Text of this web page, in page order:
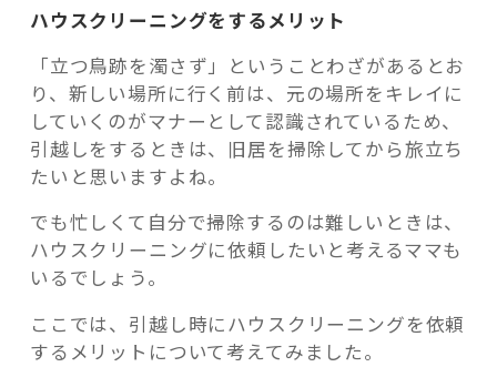
ハウスクリーニングをするメリット
「立つ鳥跡を濁さず」ということわざがあるとお
り、新しい場所に行く前は、元の場所をキレイに
していくのがマナーとして認識されているため、
引越しをするときは、旧居を掃除してから旅立ち
たいと思いますよね。
でも忙しくて自分で掃除するのは難しいときは、
ハウスクリーニングに依頼したいと考えるママも
いるでしょう。
ここでは、引越し時にハウスクリーニングを依頼
するメリットについて考えてみました。